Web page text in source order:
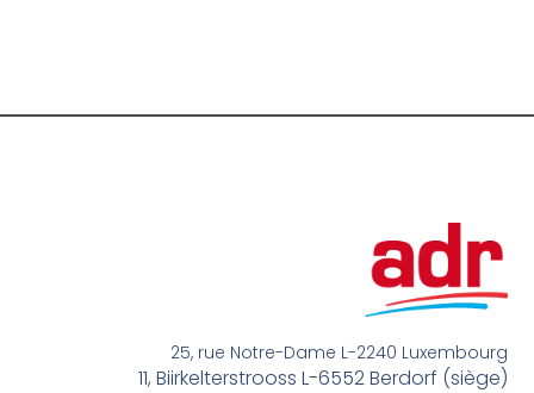
25, rue Notre-Dame L-2240 Luxembourg
11, Biirkelterstrooss L-6552 Berdorf (siège)